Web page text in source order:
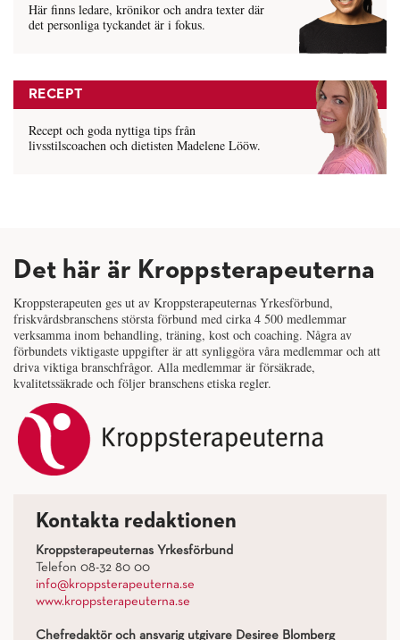
Här finns ledare, krönikor och andra texter där
det personliga tyckandet är i fokus.
RECEPT
Recept och goda nyttiga tips från
livsstilscoachen och dietisten Madelene Lööw.
Det här är Kroppsterapeuterna
Kroppsterapeuten ges ut av Kroppsterapeuternas Yrkesförbund,
friskvårdsbranschens största förbund med cirka 4 500 medlemmar
verksamma inom behandling, träning, kost och coaching. Några av
förbundets viktigaste uppgifter är att synliggöra våra medlemmar och att
driva viktiga branschfrågor. Alla medlemmar är försäkrade,
kvalitetssäkrade och följer branschens etiska regler.
Kontakta redaktionen
Kroppsterapeuternas Yrkesförbund
Telefon 08-32 80 00
info@kroppsterapeuterna.se
www.kroppsterapeuterna.se
Chefredaktör och ansvarig utgivare Desiree Blomberg